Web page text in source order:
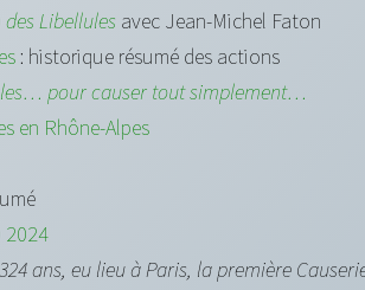
Libellules avec Jean-Michel Faton
: historique résumé des actions
pour causer tout simplement…
en Rhône-Alpes
2024
ans, eu lieu à Paris, la première